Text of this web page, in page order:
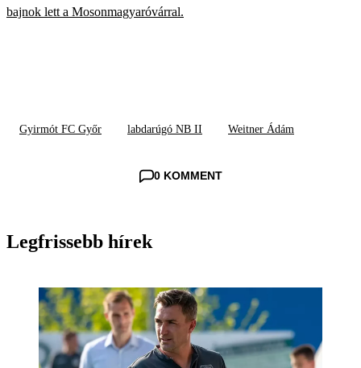
bajnok lett a Mosonmagyaróvárral.
Gyirmót FC Győr labdarúgó NB II Weitner Ádám
0 KOMMENT
Legfrissebb hírek